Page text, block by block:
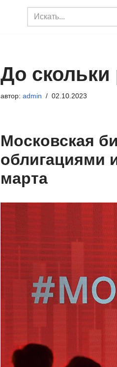
До скольки
автор: admin 02.10.2023
Московская
облигациями
марта